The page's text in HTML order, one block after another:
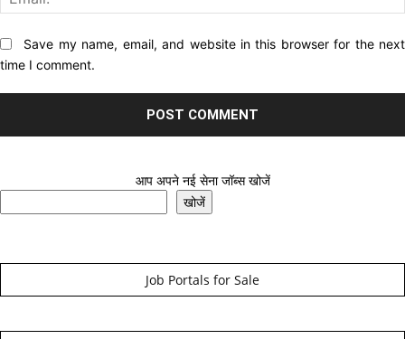
Website:Save my name, email, and website in this browser for the next
time I comment.
आप अपने नई सेना जॉब्स खोजें
खोजें
Job Portals for Sale